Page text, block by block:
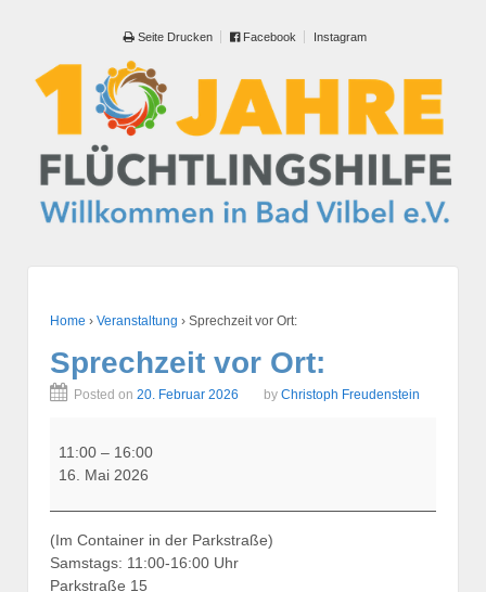
Seite Drucken Facebook Instagram
Home › Veranstaltung › Sprechzeit vor Ort:
Sprechzeit vor Ort:
Posted on 20. Februar 2026 by Christoph Freudenstein
vor
Ort:
11:00 – 16:00
16. Mai 2026
(Im Container in der Parkstraße)
Samstags: 11:00-16:00 Uhr
Parkstraße 15